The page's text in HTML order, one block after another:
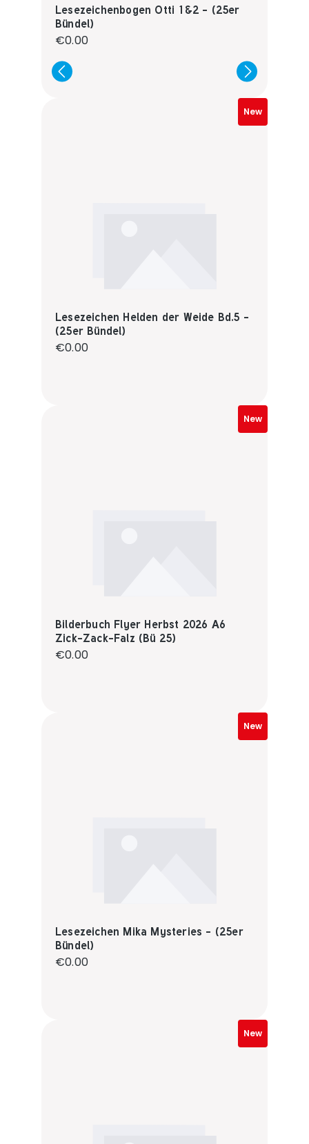
Lesezeichenbogen Otti 1&2 - (25er
Bündel)
Regular price:
€0.00
New
Lesezeichen Helden der Weide Bd.5 -
(25er Bündel)
Regular price:
€0.00
New
Bilderbuch Flyer Herbst 2026 A6
Zick-Zack-Falz (Bü 25)
Regular price:
€0.00
New
Lesezeichen Mika Mysteries - (25er
Bündel)
Regular price:
€0.00
New